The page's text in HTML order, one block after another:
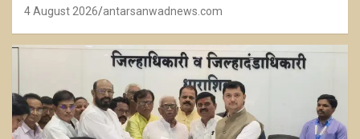
4 August 2026 antarsanwadnews.com